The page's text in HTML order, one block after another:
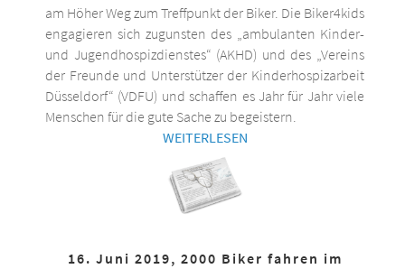
am Höher Weg zum Treffpunkt der Biker. Die Biker4kids
engagieren sich zugunsten des „ambulanten Kinder-
und Jugendhospizdienstes“ (AKHD) und des „Vereins
der Freunde und Unterstützer der Kinderhospizarbeit
Düsseldorf“ (VDFU) und schaffen es Jahr für Jahr viele
Menschen für die gute Sache zu begeistern.
WEITERLESEN
16. Juni 2019, 2000 Biker fahren im